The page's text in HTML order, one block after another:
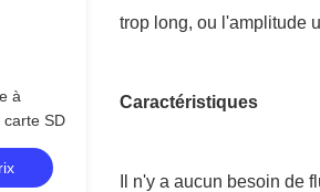
à
carte SD
trop long, ou l'amplitude
Caractéristiques
Il n'y a aucun besoin de